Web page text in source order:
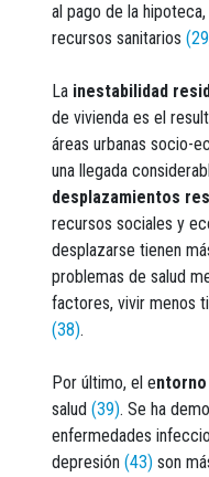
al pago de la
recursos sanitarios (29
La inestabilidad
de vivienda es el
áreas urbanas socio-
una llegada
desplazamientos
recursos sociales y
desplazarse tienen
problemas de salud
factores, vivir menos
(38).
Por último, el e
salud (39). Se ha
enfermedades
depresión (43) son